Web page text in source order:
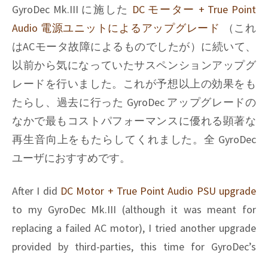
/
Orbe
GyroDec Mk.III に施した DC モーター + True Point
Audio 電源ユニットによるアップグレード
（これ
はACモータ故障によるものでしたが）に続いて、
以前から気になっていたサスペンションアップグ
レードを行いました。これが予想以上の効果をも
たらし、過去に行った GyroDec アップグレードの
なかで最もコストパフォーマンスに優れる顕著な
再生音向上をもたらしてくれました。全 GyroDec
ユーザにおすすめです。
After I did DC Motor + True Point Audio PSU upgrade
to my GyroDec Mk.III (although it was meant for
replacing a failed AC motor), I tried another upgrade
provided by third-parties, this time for GyroDec’s